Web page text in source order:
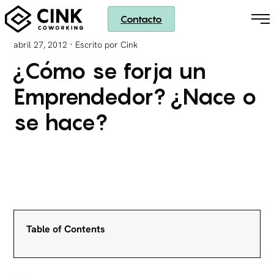
Contacto
abril 27, 2012 · Escrito por Cink
¿Cómo se forja un
Emprendedor? ¿Nace o
se hace?
Table of Contents